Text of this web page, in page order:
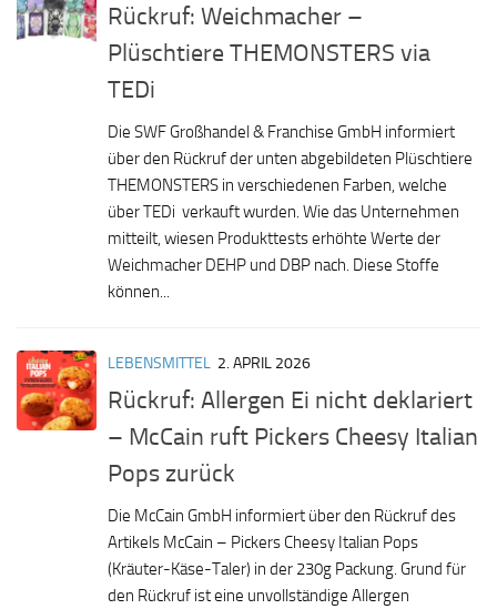
Rückruf: Weichmacher –
Plüschtiere THEMONSTERS via
TEDi
Die SWF Großhandel & Franchise GmbH informiert
über den Rückruf der unten abgebildeten Plüschtiere
THEMONSTERS in verschiedenen Farben, welche
über TEDi verkauft wurden. Wie das Unternehmen
mitteilt, wiesen Produkttests erhöhte Werte der
Weichmacher DEHP und DBP nach. Diese Stoffe
können...
LEBENSMITTEL 2. APRIL 2026
Rückruf: Allergen Ei nicht deklariert
– McCain ruft Pickers Cheesy Italian
Pops zurück
Die McCain GmbH informiert über den Rückruf des
Artikels McCain – Pickers Cheesy Italian Pops
(Kräuter-Käse-Taler) in der 230g Packung. Grund für
den Rückruf ist eine unvollständige Allergen